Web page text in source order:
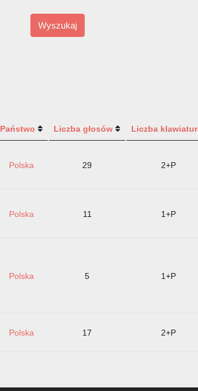
Wyszukaj
Państwo Liczba głosów Liczba klawiatur
Polska 29 2+P
Polska 11 1+P
Polska 5 1+P
Polska 17 2+P